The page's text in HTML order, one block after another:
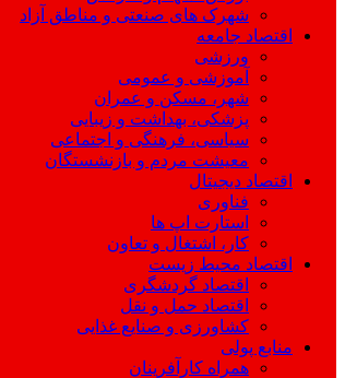
شهرک های صنعتی و مناطق آزاد
اقتصاد جامعه
ورزشی
آموزشی و عمومی
شهر، مسکن و عمران
پزشکی، بهداشت و زیبایی
سیاسی، فرهنگی و اجتماعی
معیشت مردم و بازنشستگان
اقتصاد دیجیتال
فناوری
استارت اپ ها
کار، اشتغال و تعاون
اقتصاد محیط زیست
اقتصاد گردشگری
اقتصاد حمل و نقل
کشاورزی و صنایع غذایی
منابع پولی
همراه کارآفرینان